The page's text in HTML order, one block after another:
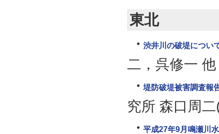
東北
渋井川の破堤につい
二，呉修一 他
堤防破堤被害調査報
究所 森口周
平成27年9月鳴瀬川